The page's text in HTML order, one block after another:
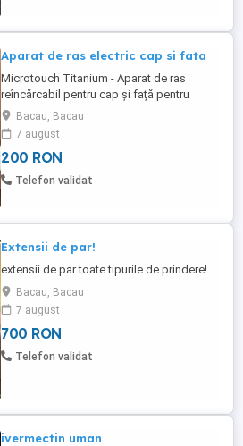
Aparat de ras electric cap si fata
Microtouch Titanium - Aparat de ras
reîncărcabil pentru cap și față pentru
bărbați, aparat de ras fără fir, ras
hipoalergenic umed uscat, aparat de tuns
de precizie pentru cap, putere litiu,
alimentat cu baterie
Bacau, Bacau
7 august
200 RON
Telefon validat
Extensii de par!
extensii de par toate tipurile de prindere!
Bacau, Bacau
7 august
700 RON
Telefon validat
ivermectin uman